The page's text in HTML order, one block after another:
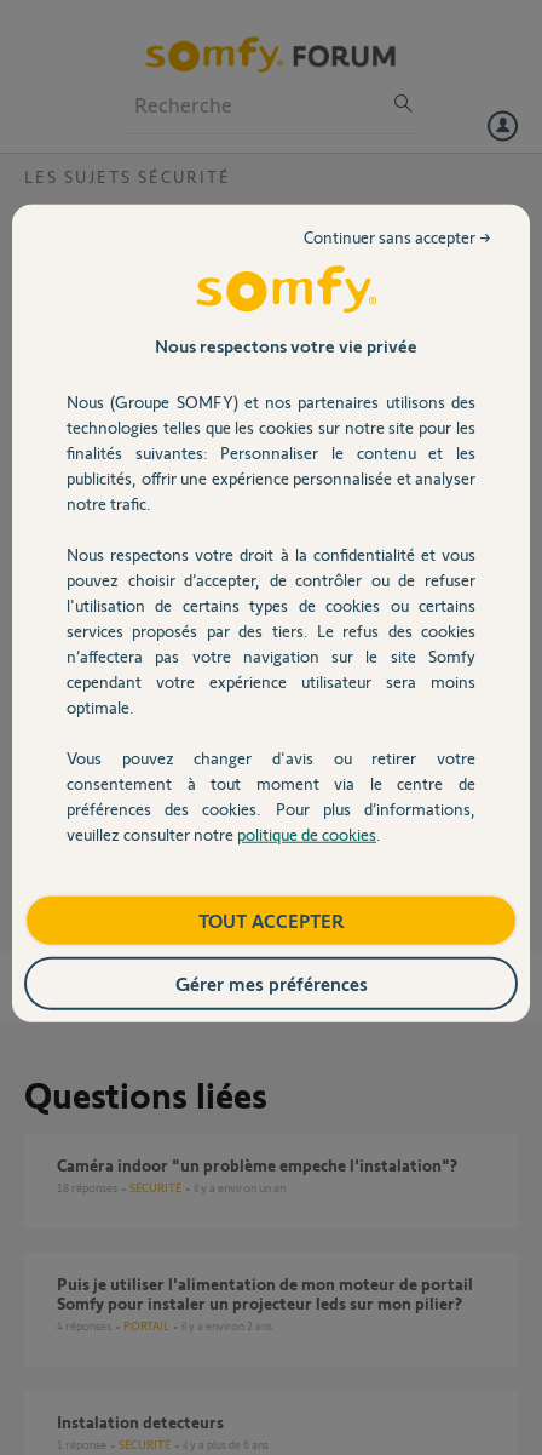
Volet
Sécurité
Domotique
Chauffage
Autres produits
Devis avec un pro
Contact
LES SUJETS SÉCURITÉ
J’aimerais protéger mon abri de jardin qui ce trouve a 20 mètres de la
Existe t’il une solution ?
Merci,
Fabrice
il y a environ 2 ans
Participer au fil de discussion
Réponses
Oui, ou plutôt il en existait une.....
Tentez votre chance sur les sites d'annonces d'occaz.
Bonne journée à vous.
Anonyme il y a environ 2 ans
Questions liées
Caméra indoor "un problème empeche l'instalation"?
18 réponses SÉCURITÉ il y a environ un an
puis je utiliser l'alimentation de mon moteur de portail
Somfy pour instaler un projecteur leds sur mon pilier?
4 réponses PORTAIL il y a environ 2 ans
instalation detecteurs
1 réponse SÉCURITÉ il y a plus de 6 ans
Nous respectons votre vie privée
Nous (Groupe SOMFY) et nos partenaires utilisons des
technologies telles que les cookies sur notre site pour les
finalités suivantes: Personnaliser le contenu et les
publicités, offrir une expérience personnalisée et analyser
notre trafic.
Nous respectons votre droit à la confidentialité et vous
pouvez choisir d’accepter, de contrôler ou de refuser
l'utilisation de certains types de cookies ou certains
services proposés par des tiers. Le refus des cookies
n’affectera pas votre navigation sur le site Somfy
cependant votre expérience utilisateur sera moins
optimale.
Vous pouvez changer d'avis ou retirer votre
consentement à tout moment via le centre de
préférences des cookies. Pour plus d’informations,
veuillez consulter notre politique de cookies
Continuer sans accepter →
TOUT ACCEPTER
Gérer mes préférences